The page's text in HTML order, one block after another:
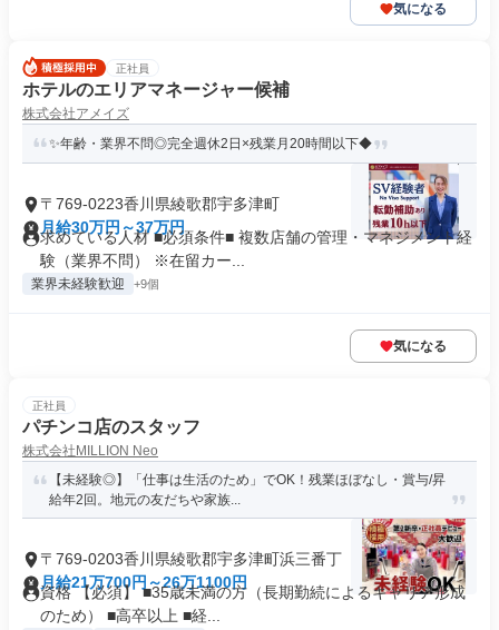
気になる
正社員
ホテルのエリアマネージャー候補
株式会社アメイズ
✨年齢・業界不問◎完全週休2日×残業月20時間以下◆
〒769-0223香川県綾歌郡宇多津町
月給30万円～37万円
求めている人材 ■必須条件■ 複数店舗の管理・マネジメント経
験（業界不問） ※在留カー...
業界未経験歓迎 +9個
気になる
正社員
パチンコ店のスタッフ
株式会社MILLION Neo
【未経験◎】「仕事は生活のため」でOK！残業ほぼなし・賞与/昇
給年2回。地元の友だちや家族...
〒769-0203香川県綾歌郡宇多津町浜三番丁
月給21万700円～26万1100円
資格 【必須】 ■35歳未満の方（長期勤続によるキャリア形成
のため） ■高卒以上 ■経...